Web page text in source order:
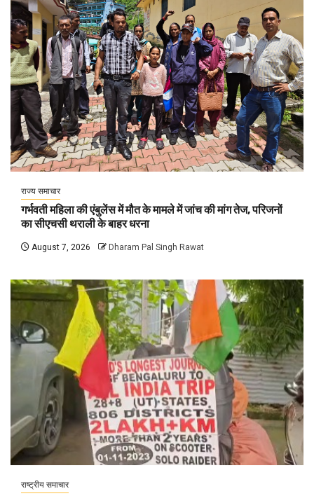
राज्य समाचार
गर्भवती महिला की एंबुलेंस में मौत के मामले में जांच की मांग तेज, परिजनों
का सीएचसी थराली के बाहर धरना
August 7, 2026 Dharam Pal Singh Rawat
राष्ट्रीय समाचार